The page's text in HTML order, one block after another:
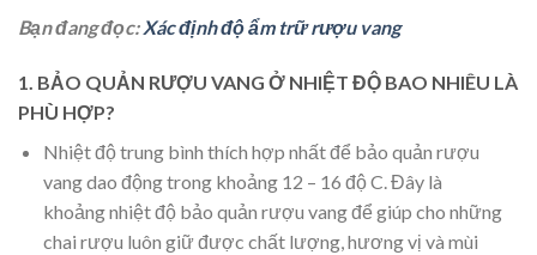
Bạn đang đọc:Xác định độ ẩm trữ rượu vang
1. BẢO QUẢN RƯỢU VANG Ở NHIỆT ĐỘ BAO NHIÊU LÀ
PHÙ HỢP?
Nhiệt độ trung bình thích hợp nhất để bảo quản rượu
vang dao động trong khoảng 12 – 16 độ C. Đây là
khoảng nhiệt độ bảo quản rượu vang để giúp cho những
chai rượu luôn giữ được chất lượng, hương vị và mùi